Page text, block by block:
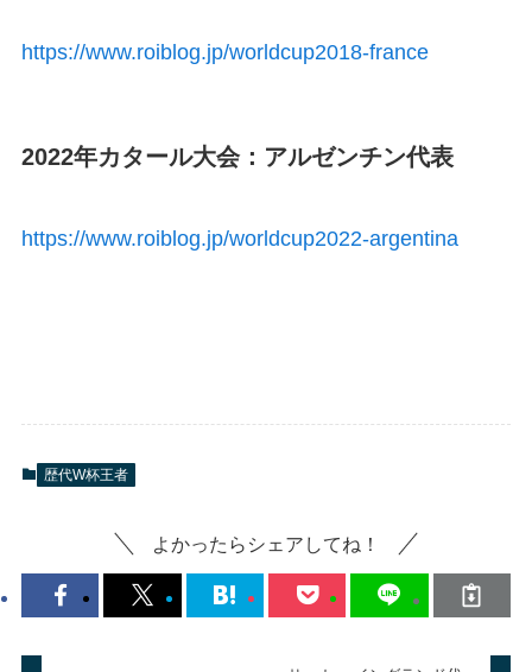
https://www.roiblog.jp/worldcup2018-france
2022年カタール大会：アルゼンチン代表
https://www.roiblog.jp/worldcup2022-argentina
歴代W杯王者
よかったらシェアしてね！